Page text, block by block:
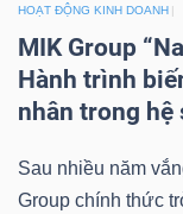
HOẠT ĐỘNG KINH DOANH
MIK Group
Hành trình
nhân trong hệ
Sau nhiều năm
Group chính thức
Bài
viết
tác
giả